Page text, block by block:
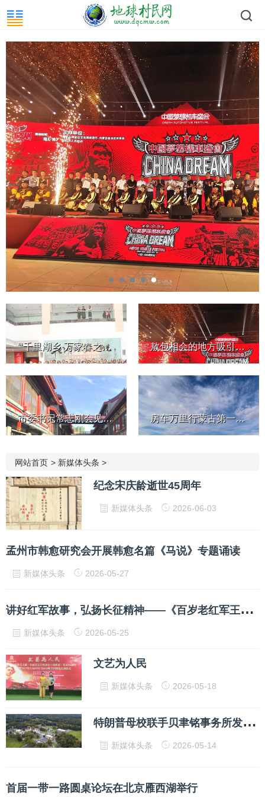
“‘千里湖乡·万家春之荆楚！’—...
市委书记常志刚会见香港铜锣...
敖包相会的地方吸引世界目光...
房车万里行蒙古第一站：塞音...
网站首页 > 新媒体头条 >
纪念宋庆龄逝世45周年
新媒体头条 2026-06-03
孟州市韩愈研究会开展韩愈名篇《马说》专题诵读
新媒体头条 2026-05-27
讲
好红军故事，弘扬长征精神——《百岁老红军王功昌》新书品读会在京举行
新媒体头条 2026-05-25
文艺为人民
新媒体头条 2026-05-18
特
朗普母校联手贝聿铭事务所发布新蓝图，中美投资共建国际创新学校
新媒体头条 2026-05-14
首届一带一路圆桌论坛在北京雁西湖举行